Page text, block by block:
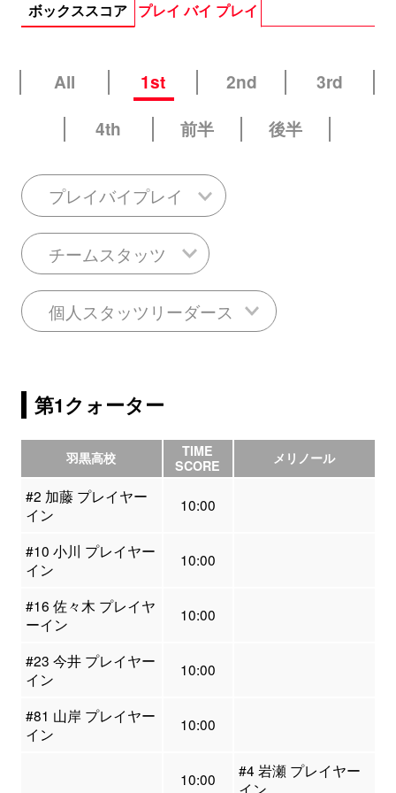
ボックススコア プレイ バイ プレイ
All 1st 2nd
3rd
4th
前半 後半
プレイバイプレイ
チームスタッツ
個人スタッツリーダース
第1クォーター
羽黒高校
TIME
SCORE
メリノール
#2 加藤 プレイヤー
イン
10:00
#10 小川 プレイヤー
イン
10:00
#16 佐々木 プレイヤ
ーイン
10:00
#23 今井 プレイヤー
イン
10:00
#81 山岸 プレイヤー
イン
10:00
10:00
#4 岩瀬 プレイヤー
イン